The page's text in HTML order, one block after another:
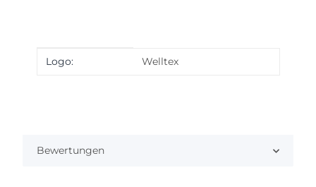
Produkteigenschaft
Wert
Logo: Welltex
Bewertungen